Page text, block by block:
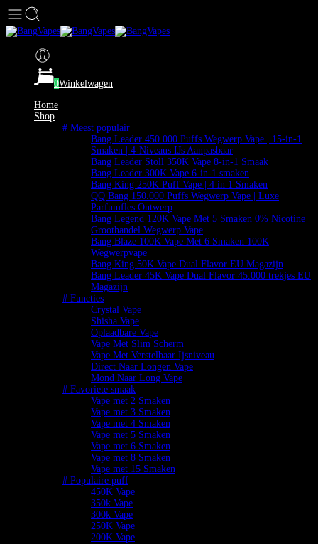
0Winkelwagen
Home
Shop
# Meest populair
Bang Leader 450.000 Puffs Wegwerp Vape | 15-in-1
Smaken | 4-Niveaus IJs Aanpasbaar
Bang Leader Stoll 350K Vape 8-in-1 Smaak
Bang Leader 300K Vape 6-in-1 smaken
Bang King 250K Puff Vape | 4 in 1 Smaken
QQ Bang 150.000 Puffs Wegwerp Vape | Luxe
Parfumfles Ontwerp
Bang Legend 120K Vape Met 5 Smaken 0% Nicotine
Groothandel Wegwerp Vape
Bang Blaze 100K Vape Met 6 Smaken 100K
Wegwerpvape
Bang King 50K Vape Dual Flavor EU Magazijn
Bang Leader 45K Vape Dual Flavor 45.000 trekjes EU
Magazijn
# Functies
Crystal Vape
Shisha Vape
Oplaadbare Vape
Vape Met Slim Scherm
Vape Met Verstelbaar Ijsniveau
Direct Naar Longen Vape
Mond Naar Long Vape
# Favoriete smaak
Vape met 2 Smaken
Vape met 3 Smaken
Vape met 4 Smaken
Vape met 5 Smaken
Vape met 6 Smaken
Vape met 8 Smaken
Vape met 15 Smaken
# Populaire puff
450K Vape
350k Vape
300k Vape
250K Vape
200K Vape